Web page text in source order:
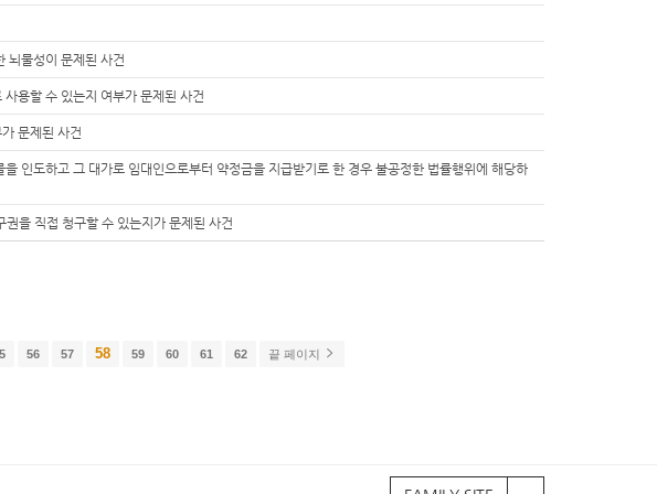
뇌물성이 문제된 사건
용할 수 있는지 여부가 문제된 사건
문제된 사건
인도하고 그 대가로 임대인으로부터 약정금을 지급받기로 한 경우 불공정한 법률행위에 해당하
을 직접 청구할 수 있는지가 문제된 사건
56 57 58 59 60 61 62 끝 페이지